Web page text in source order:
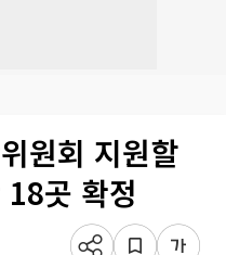
원회 지원할
곳 확정